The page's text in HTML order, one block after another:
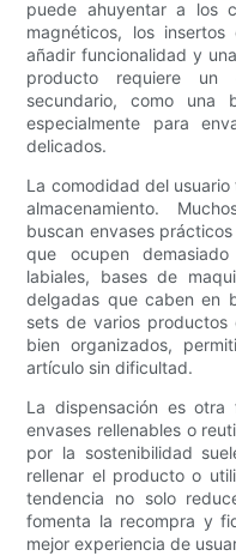
puede ahuyentar a los
magnéticos, los
añadir funcionalidad y
producto requiere un
secundario, como una
especialmente para
delicados.
La comodidad del
almacenamiento.
buscan envases
que ocupen
labiales, bases de
delgadas que caben en
sets de varios
bien organizados,
artículo sin dificultad.
La dispensación es otra
envases rellenables o
por la sostenibilidad
rellenar el producto o
tendencia no solo
fomenta la recompra y
mejor experiencia de